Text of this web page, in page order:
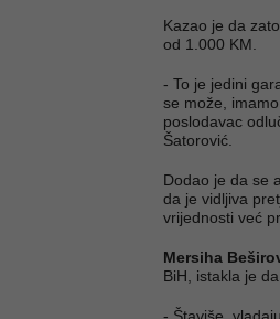
Kazao je da
od 1.000 KM.
- To je jedini
se može,
poslodavac
Šatorović.
Dodao je da se
da je vidljiva
vrijednosti već
Mersiha
BiH, istakla je